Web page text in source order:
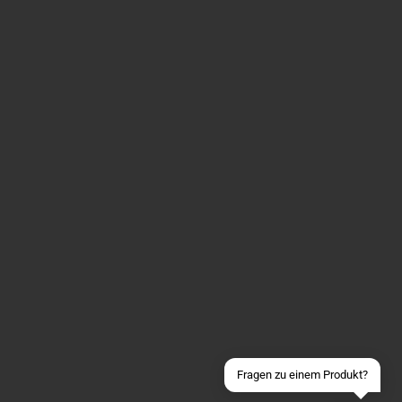
Fragen zu einem Produkt?
Schick uns eine eMail